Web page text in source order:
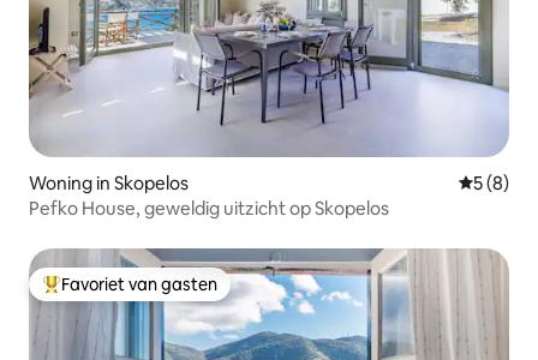
Woning in Skopelos
5 (8)
Pefko House, geweldig uitzicht op Skopelos
Topfavoriet van gasten
Favoriet van gasten